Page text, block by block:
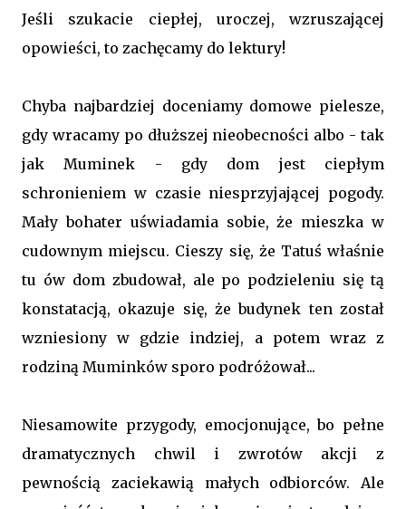
Jeśli szukacie ciepłej, uroczej, wzruszającej
opowieści, to zachęcamy do lektury!
Chyba najbardziej doceniamy domowe pielesze,
gdy wracamy po dłuższej nieobecności albo - tak
jak Muminek - gdy dom jest ciepłym
schronieniem w czasie niesprzyjającej pogody.
Mały bohater uświadamia sobie, że mieszka w
cudownym miejscu. Cieszy się, że Tatuś właśnie
tu ów dom zbudował, ale po podzieleniu się tą
konstatacją, okazuje się, że budynek ten został
wzniesiony w gdzie indziej, a potem wraz z
rodziną Muminków sporo podróżował...
Niesamowite przygody, emocjonujące, bo pełne
dramatycznych chwil i zwrotów akcji z
pewnością zaciekawią małych odbiorców. Ale